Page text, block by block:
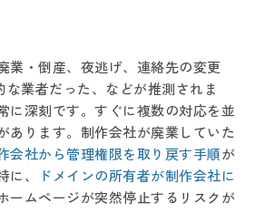
業・倒産、夜逃げ、連絡先の変更
業者だった、などが推測されま
に深刻です。すぐに複数の対応を並
あります。制作会社が廃業していた
会社から管理権限を取り戻す手順が
、
ドメインの所有者が制作会社に
ームページが突然停止するリスクが